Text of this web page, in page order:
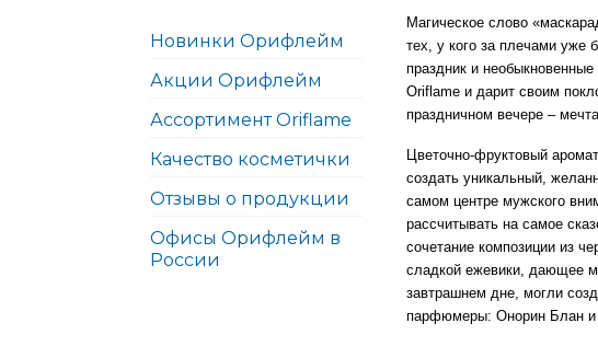
Новинки Орифлейм
Акции Орифлейм
Ассортимент Oriflame
Качество косметички
Отзывы о продукции
Офисы Орифлейм в
России
Магическое слово
тех, у кого за плечами уже
праздник и
Oriflame и дарит своим
праздничном вечере –
Цветочно-фруктовый аромат
создать уникальный,
самом центре мужского
рассчитывать на самое
сочетание композиции из
сладкой ежевики, дающее
завтрашнем дне, могли
парфюмеры: Онорин Блан